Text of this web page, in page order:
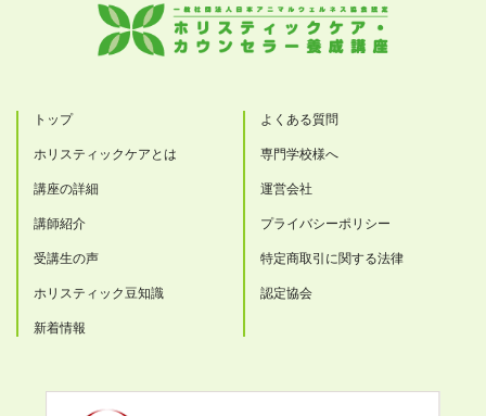
トップ
ホリスティックケアとは
講座の詳細
講師紹介
受講生の声
ホリスティック豆知識
新着情報
よくある質問
専門学校様へ
運営会社
プライバシーポリシー
特定商取引に関する法律
認定協会